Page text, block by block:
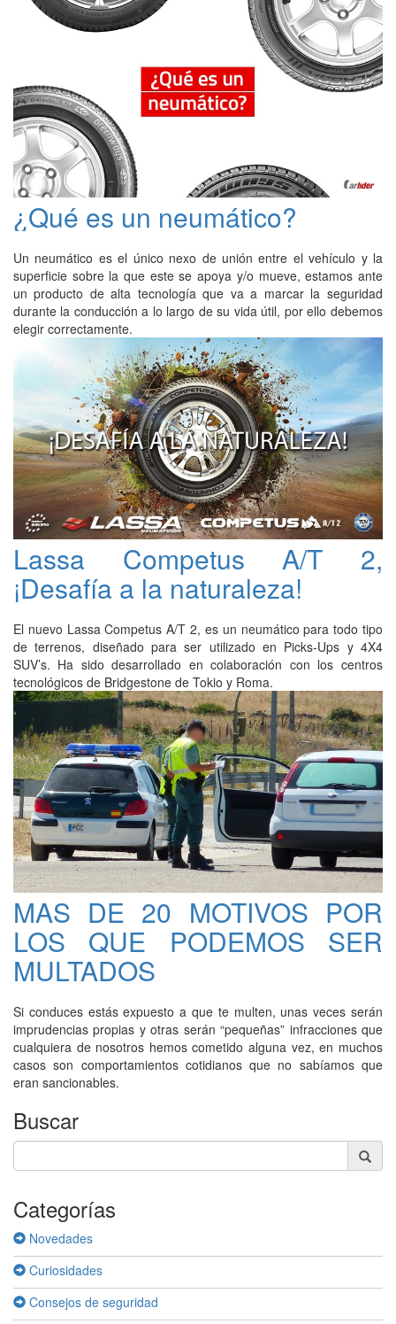
¿Qué es un neumático?
Un neumático es el único nexo de unión entre el vehículo y la
superficie sobre la que este se apoya y/o mueve, estamos ante
un producto de alta tecnología que va a marcar la seguridad
durante la conducción a lo largo de su vida útil, por ello debemos
elegir correctamente.
Lassa Competus A/T 2,
¡Desafía a la naturaleza!
El nuevo Lassa Competus A/T 2, es un neumático para todo tipo
de terrenos, diseñado para ser utilizado en Picks-Ups y 4X4
SUV’s. Ha sido desarrollado en colaboración con los centros
tecnológicos de Bridgestone de Tokio y Roma.
MAS DE 20 MOTIVOS POR
LOS QUE PODEMOS SER
MULTADOS
Si conduces estás expuesto a que te multen, unas veces serán
imprudencias propias y otras serán “pequeñas” infracciones que
cualquiera de nosotros hemos cometido alguna vez, en muchos
casos son comportamientos cotidianos que no sabíamos que
eran sancionables.
Buscar
Categorías
Novedades
Curiosidades
Consejos de seguridad